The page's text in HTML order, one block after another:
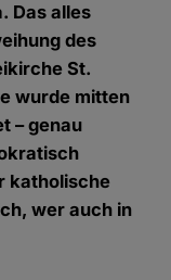
Das alles
des
St.
wurde mitten
– genau
katholische
wer auch in